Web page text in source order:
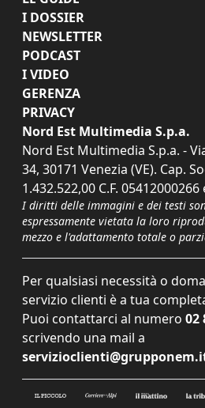
I DOSSIER
NEWSLETTER
PODCAST
I VIDEO
GERENZA
PRIVACY
Nord Est Multimedia S.p.a.
Nord Est Multimedia S.p.a. -
34, 30171 Venezia (VE). Cap.
1.432.522,00 C.F. 05412000266
I diritti delle immagini e dei testi
espressamente vietata la loro
mezzo e l'adattamento totale o
Per qualsiasi necessità o
servizio clienti è a tua
Puoi contattarci al numero 02
scrivendo una mail a